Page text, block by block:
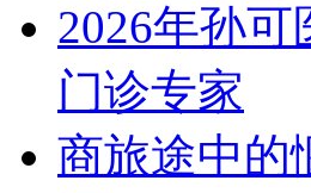
2026年孙
门诊专家
商旅途中的